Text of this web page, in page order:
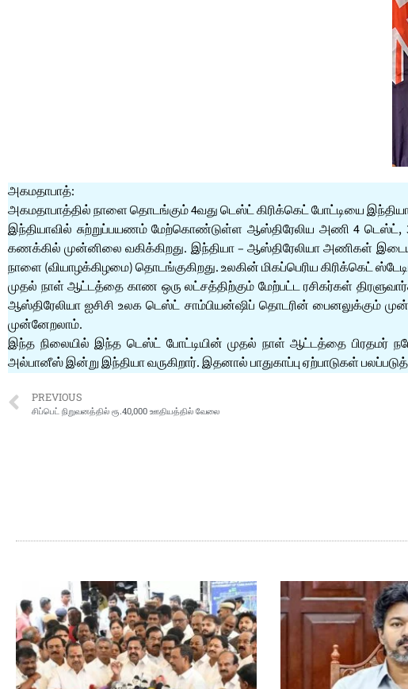
அகமதாபாத்:
அகமதாபாத்தில் நாளை தொடங்கும் 4வது டெஸ்ட் கிரிக்கெட் போட்டியை
இந்தியாவில் சுற்றுப்பயணம் மேற்கொண்டுள்ள ஆஸ்திரேலிய அணி 4 டெஸ்ட், 3
கணக்கில் முன்னிலை வகிக்கிறது. இந்தியா – ஆஸ்திரேலியா அணிகள்
நாளை (வியாழக்கிழமை) தொடங்குகிறது. உலகின் மிகப்பெரிய கிரிக்கெட்
முதல் நாள் ஆட்டத்தை காண ஒரு லட்சத்திற்கும் மேற்பட்ட ரசிகர்கள்
ஆஸ்திரேலியா ஐசிசி உலக டெஸ்ட் சாம்பியன்ஷிப் தொடரின் பைனலுக்கும்
முன்னேறலாம்.
இந்த நிலையில் இந்த டெஸ்ட் போட்டியின் முதல் நாள் ஆட்டத்தை பிரதமர்
அல்பானீஸ் இன்று இந்தியா வருகிறார். இதனால் பாதுகாப்பு ஏற்பாடுகள்
PREVIOUS
சிப்பெட் நிறுவனத்தில் ரூ.40,000 ஊதியத்தில் வேலை